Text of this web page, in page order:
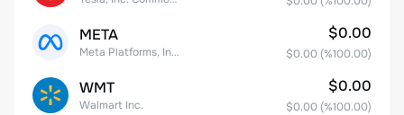
META
Meta Platforms, Inc. Class A Common Stock
$0.00
$0.00 (%100.00)
WMT
Walmart Inc.
$0.00
$0.00 (%100.00)